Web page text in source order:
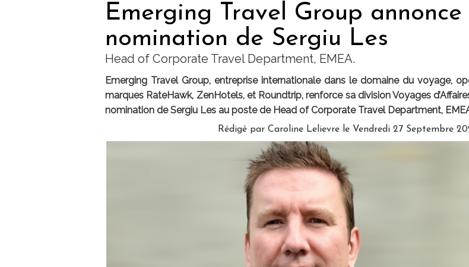
Emerging Travel Group annonce
nomination de Sergiu Les
Head of Corporate Travel Department, EMEA.
Emerging Travel Group, entreprise internationale dans le domaine du voyage,
marques RateHawk, ZenHotels, et Roundtrip, renforce sa division Voyages
nomination de Sergiu Les au poste de Head of Corporate Travel Department,
Rédigé par Caroline Lelievre le Vendredi 27 Septembre